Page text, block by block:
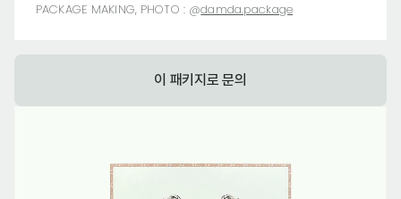
PACKAGE MAKING, PHOTO : @damda.package
이 패키지로 문의